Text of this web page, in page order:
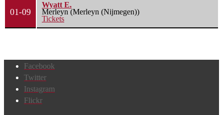
01-09
Wyatt E.
Merleyn (Merleyn (Nijmegen))
Tickets
Facebook
Twitter
Instagram
Flickr